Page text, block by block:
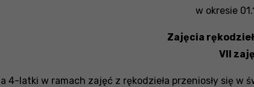
w okresie
Zajęcia
VII
4-latki w ramach zajęć z rękodzieła przeniosły się w